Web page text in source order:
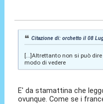
Citazione di: orchetto il 08
[...]Altrettanto non si può
modo di vedere
E' da stamattina che
ovunque. Come se i